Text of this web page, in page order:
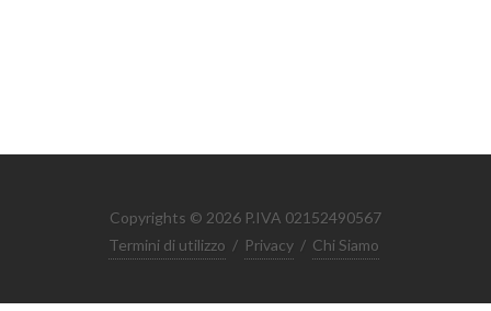
Copyrights © 2026 P.IVA 02152490567
Termini di utilizzo / Privacy / Chi Siamo